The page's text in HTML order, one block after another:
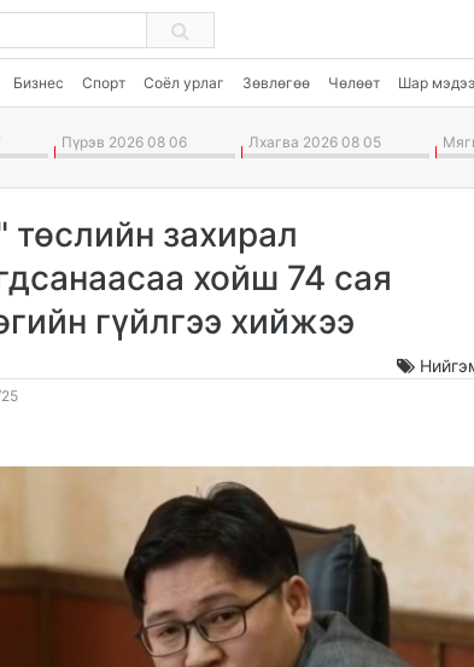
Бизнес Спорт Соёл урлаг Зөвлөгөө Чөлөөт Шар мэдээ
Пүрэв 2026 08 06 Лхагва 2026 08 05
төслийн захирал
хойш 74 сая
гүйлгээ хийжээ
2019-
2026-